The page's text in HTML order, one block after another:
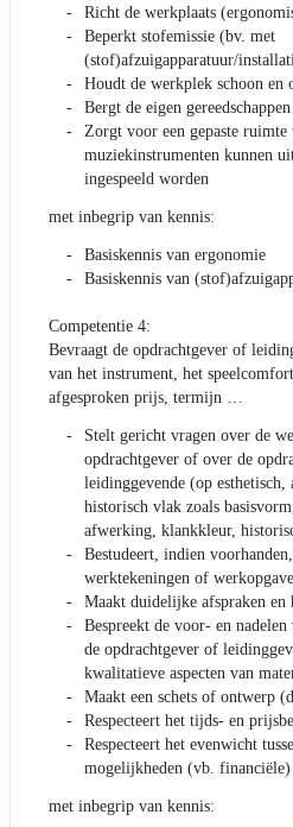
Richt de werkplaats
Beperkt stofemissie (bv. met
(stof)afzuigapparatuur/
Houdt de werkplek schoon en
Bergt de eigen
Zorgt voor een gepaste ruimte
muziekinstrumenten kunnen
ingespeeld worden
met inbegrip van kennis:
Basiskennis van ergonomie
Basiskennis van
Competentie 4:
Bevraagt de opdrachtgever of
van het instrument, het
afgesproken prijs, termijn …
Stelt gericht vragen over de
opdrachtgever of over de
leidinggevende (op esthetisch,
historisch vlak zoals
afwerking, klankkleur,
Bestudeert, indien
werktekeningen of
Maakt duidelijke afspraken en
Bespreekt de voor- en
de opdrachtgever of
kwalitatieve aspecten van
Maakt een schets of ontwerp
Respecteert het tijds- en
Respecteert het evenwicht
mogelijkheden (vb. financiële)
met inbegrip van kennis: